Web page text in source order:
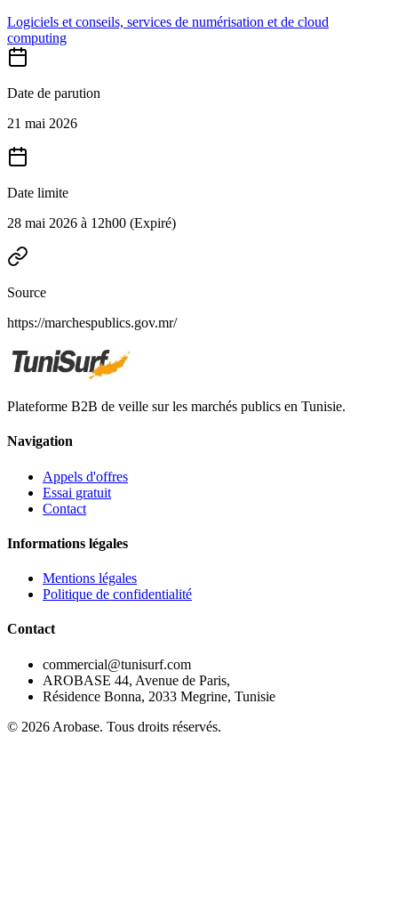
Logiciels et conseils, services de numérisation et de cloud
computing
Date de parution
21 mai 2026
Date limite
28 mai 2026 à 12h00 (Expiré)
Source
https://marchespublics.gov.mr/
Plateforme B2B de veille sur les marchés publics en Tunisie.
Navigation
Appels d'offres
Essai gratuit
Contact
Informations légales
Mentions légales
Politique de confidentialité
Contact
commercial@tunisurf.com
AROBASE 44, Avenue de Paris,
Résidence Bonna, 2033 Megrine, Tunisie
© 2026 Arobase. Tous droits réservés.